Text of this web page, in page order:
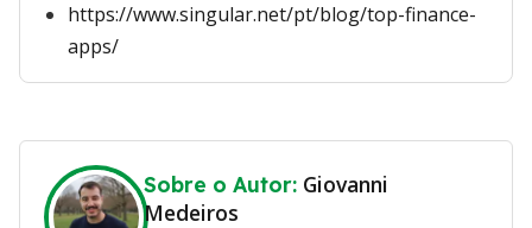
https://www.singular.net/pt/blog/top-finance-
apps/
Sobre o Autor: Giovanni
Medeiros